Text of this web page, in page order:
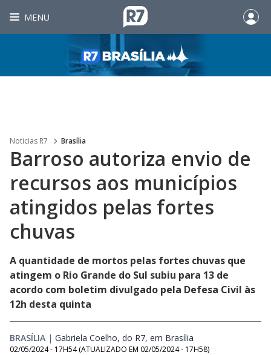
MENU
Noticias R7 Brasília
Barroso autoriza envio de
recursos aos municípios
atingidos pelas fortes
chuvas
A quantidade de mortos pelas fortes chuvas que
atingem o Rio Grande do Sul subiu para 13 de
acordo com boletim divulgado pela Defesa Civil às
12h desta quinta
BRASÍLIA | Gabriela Coelho, do R7, em Brasília
02/05/2024 - 17H54 (ATUALIZADO EM 02/05/2024 - 17H58)